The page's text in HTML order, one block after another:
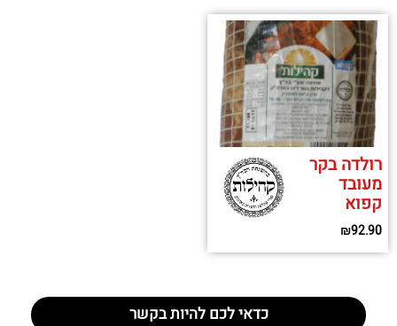
רולדה בקר
מעובד
קפוא
₪92.90
כדאי לכם להיות בקשר